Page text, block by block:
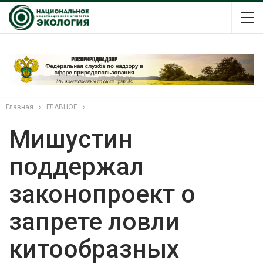
Главная ГЛАВНОЕ
Мишустин
поддержал
законопроект о
запрете ловли
китообразных